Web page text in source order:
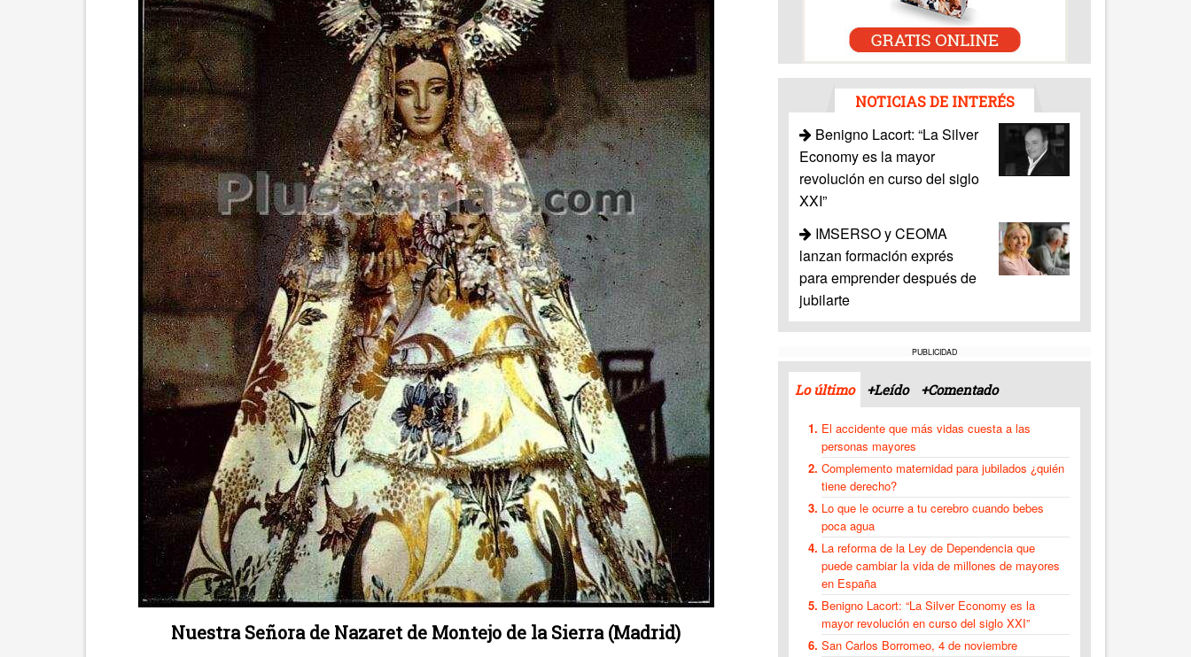
Nuestra Señora de Nazaret de Montejo de la Sierra (Madrid)
NOTICIAS DE INTERÉS
Benigno Lacort: “La Silver
Economy es la mayor
revolución en curso del siglo
XXI”
IMSERSO y CEOMA
lanzan formación exprés
para emprender después de
jubilarte
PUBLICIDAD
Lo último +Leído +Comentado
El accidente que más vidas cuesta a las
personas mayores
Complemento maternidad para jubilados ¿quién
tiene derecho?
Lo que le ocurre a tu cerebro cuando bebes
poca agua
La reforma de la Ley de Dependencia que
puede cambiar la vida de millones de mayores
en España
Benigno Lacort: “La Silver Economy es la
mayor revolución en curso del siglo XXI”
San Carlos Borromeo, 4 de noviembre